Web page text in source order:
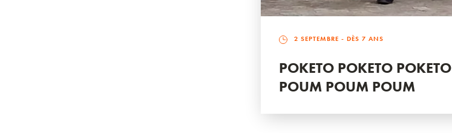
2 SEPTEMBRE - DÈS 7 ANS
POKETO POKETO POKETO
POUM POUM POUM